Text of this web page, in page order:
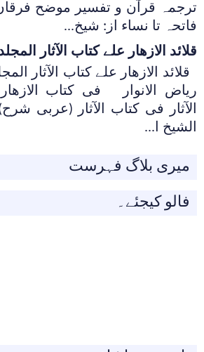
ترجمہ قرآن و تفسیر موضح
فاتحہ تا نساء از: شیخ...
قلائد الازھار علے کتاب الآثار
قلائد الازھار علے کتاب الآثار
ریاض الانوار فی کتاب
الآثار فی کتاب الآثار (عربی
الشیخ ا...
میری بلاگ فہرست
فالو کیجئے۔